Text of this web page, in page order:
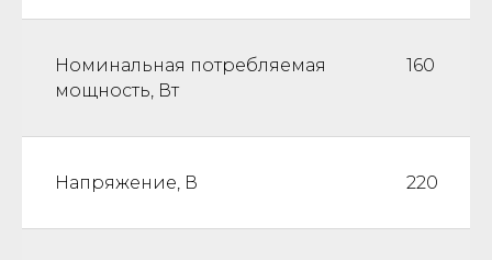
Номинальная потребляемая
мощность, Вт
160
Напряжение, В 220